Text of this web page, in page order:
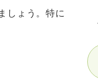
しょう。特に